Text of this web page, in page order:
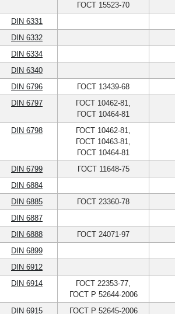
ГОСТ 15523-70
DIN 6331
DIN 6332
DIN 6334
DIN 6340
DIN 6796
ГОСТ 13439-68
DIN 6797
ГОСТ 10462-81,
ГОСТ 10464-81
DIN 6798
ГОСТ 10462-81,
ГОСТ 10463-81,
ГОСТ 10464-81
DIN 6799
ГОСТ 11648-75
DIN 6884
DIN 6885
ГОСТ 23360-78
DIN 6887
DIN 6888
ГОСТ 24071-97
DIN 6899
DIN 6912
DIN 6914
ГОСТ 22353-77,
ГОСТ Р 52644-2006
DIN 6915
ГОСТ Р 52645-2006